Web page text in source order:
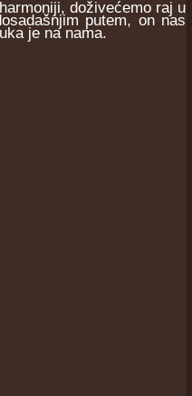
doživećemo raj u
putem, on nas
je na nama.